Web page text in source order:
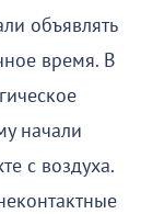
объявлять
время. В
начали
с воздуха.